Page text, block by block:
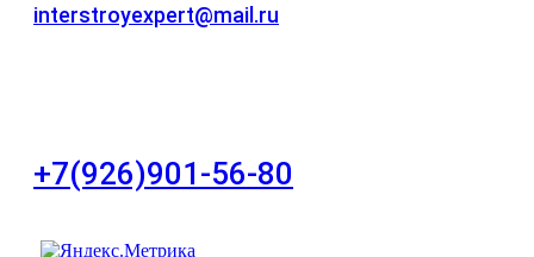
interstroyexpert@mail.ru
+7(926)901-56-80